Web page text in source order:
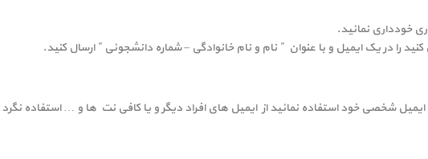
خودداری نمائید.
را در یک ایمیل و با عنوان ” نام و نام خانوادگی – شماره دانشجوئی ” ارسال کنید.
شخصی خود استفاده نمائید از ایمیل های افراد دیگر و یا کافی نت ها و … استفاده نگرد